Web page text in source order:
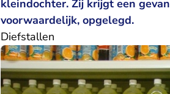
kleindochter. Zij krijgt een
voorwaardelijk, opgelegd.
Diefstallen